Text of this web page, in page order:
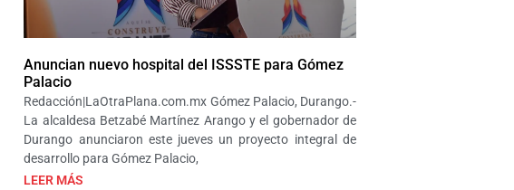
Anuncian nuevo hospital del ISSSTE para Gómez
Palacio
Redacción|LaOtraPlana.com.mx Gómez Palacio, Durango.-
La alcaldesa Betzabé Martínez Arango y el gobernador de
Durango anunciaron este jueves un proyecto integral de
desarrollo para Gómez Palacio,
LEER MÁS